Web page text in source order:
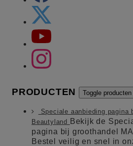
PRODUCTEN Toggle
Speciale aanbieding pagina
Beautyland
Bekijk de
pagina bij groothandel
Bestel veilig en snel in